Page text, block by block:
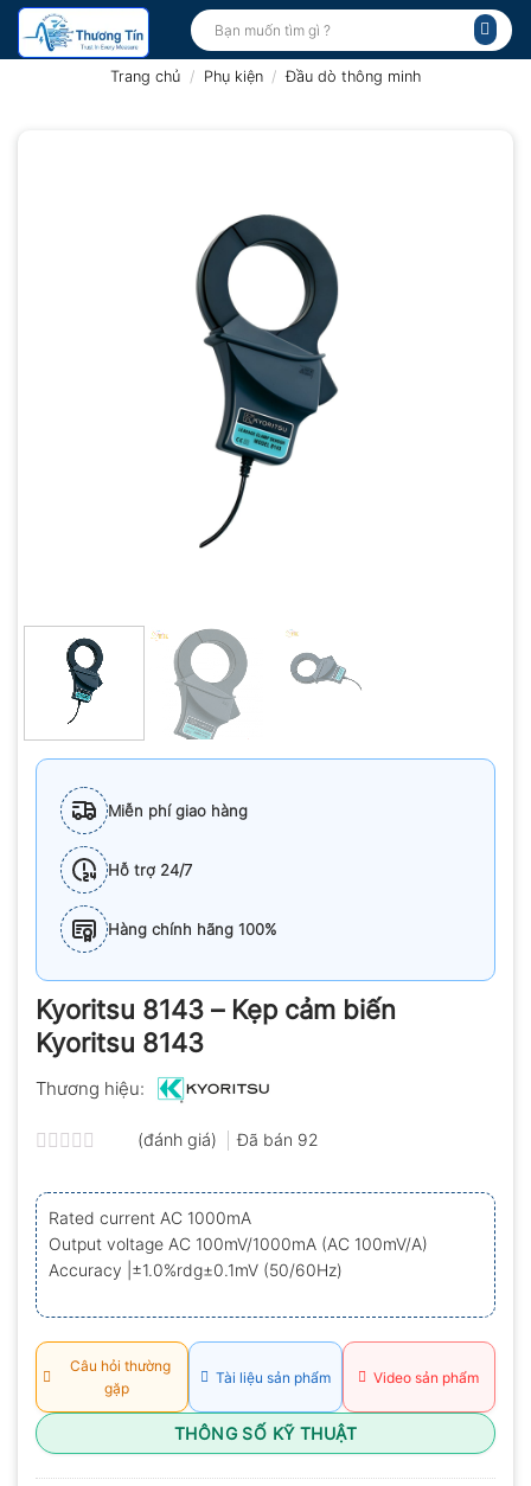
Bỏ
qua
Tìm
kiếm:
Trang chủ / Phụ kiện / Đầu dò thông minh
Miễn phí giao hàng
Hỗ trợ 24/7
Hàng chính hãng 100%
Kyoritsu 8143 – Kẹp cảm biến
Kyoritsu 8143
Thương hiệu:
xếp
hạng
0.0
5
sao
(đánh giá) Đã bán 92
Rated current AC 1000mA
Output voltage AC 100mV/1000mA (AC 100mV/A)
Accuracy |±1.0%rdg±0.1mV (50/60Hz)
Câu hỏi thường
gặp
Tài liệu sản phẩm Video sản phẩm
THÔNG SỐ KỸ THUẬT